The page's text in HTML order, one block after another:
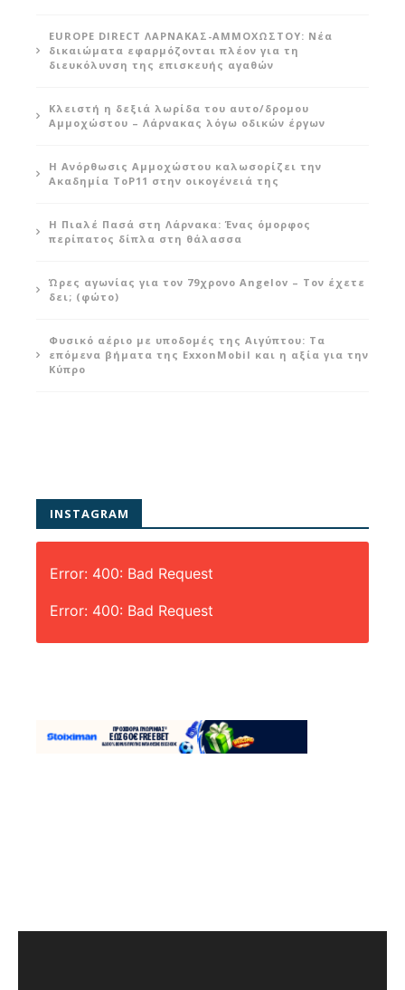
EUROPE DIRECT ΛΑΡΝΑΚΑΣ-ΑΜΜΟΧΩΣΤΟΥ: Νέα
δικαιώματα εφαρμόζονται πλέον για τη
διευκόλυνση της επισκευής αγαθών
Κλειστή η δεξιά λωρίδα του αυτο/δρομου
Αμμοχώστου – Λάρνακας λόγω οδικών έργων
Η Ανόρθωσις Αμμοχώστου καλωσορίζει την
Ακαδημία ToP11 στην οικογένειά της
Η Πιαλέ Πασά στη Λάρνακα: Ένας όμορφος
περίπατος δίπλα στη θάλασσα
Ώρες αγωνίας για τον 79χρονο Angelov – Τον έχετε
δει; (φώτο)
Φυσικό αέριο με υποδομές της Αιγύπτου: Τα
επόμενα βήματα της ExxonMobil και η αξία για την
Κύπρο
INSTAGRAM
Error: 400: Bad Request
Error: 400: Bad Request